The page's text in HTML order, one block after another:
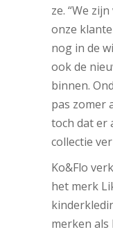
ze. “We
onze
nog in de
ook de
binnen.
pas zomer
toch dat er
collectie
Ko&Flo
het merk
merken als